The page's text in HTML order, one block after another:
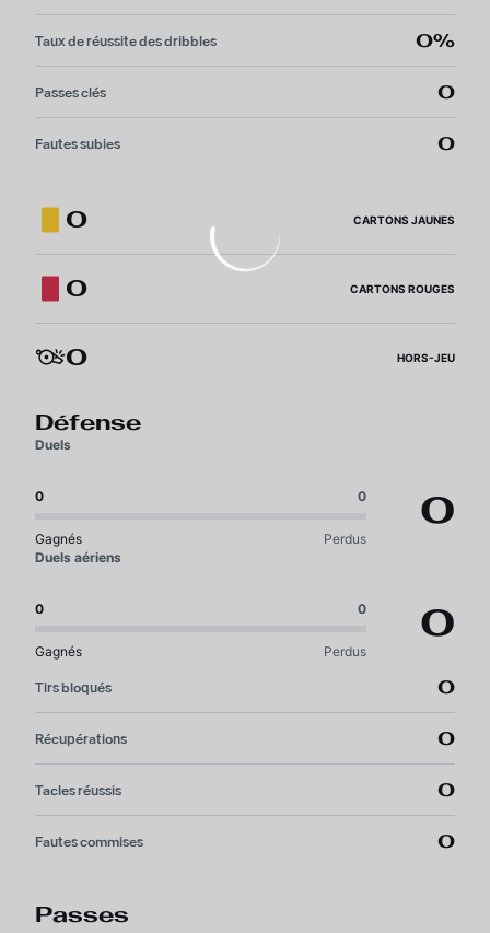
Taux de réussite des dribbles 0%
Passes clés 0
Fautes subies 0
0 CARTONS JAUNES
0 CARTONS ROUGES
0 HORS-JEU
Défense
Duels
0 0
Gagnés Perdus
0
Duels aériens
0 0
Gagnés Perdus
0
Tirs bloqués 0
Récupérations 0
Tacles réussis 0
Fautes commises 0
Passes